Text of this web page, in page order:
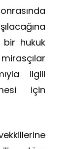
bir hukuk
ilgili
için